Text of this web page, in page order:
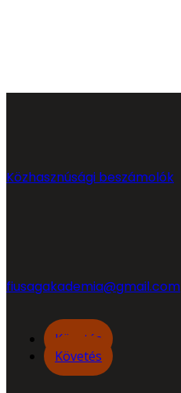
Közhasznúsági beszámolók
fiusagakademia@gmail.com
Követés
Követés